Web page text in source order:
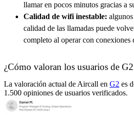
llamar en pocos minutos gracias a
Calidad de wifi inestable:
calidad de las llamadas puede
completo al operar con
¿Cómo valoran los usuarios de
La valoración actual de Aircall en G2 es
1.500 opiniones de usuarios verificados.